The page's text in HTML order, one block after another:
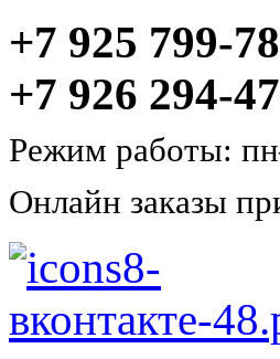
+7 925 799-
+7 926 294-
Режим работы:
Онлайн заказы